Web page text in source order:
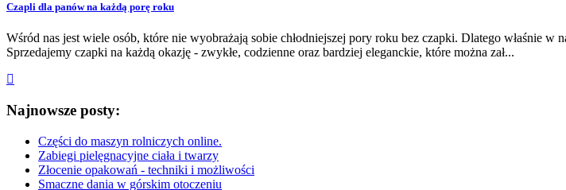
Czapli dla panów na każdą porę roku
Wśród nas jest wiele osób, które nie wyobrażają sobie chłodniejszej pory roku bez czapki. Dlatego właśnie
Sprzedajemy czapki na każdą okazję - zwykłe, codzienne oraz bardziej eleganckie, które można zał...
Najnowsze posty:
Części do maszyn rolniczych online.
Zabiegi pielęgnacyjne ciała i twarzy
Złocenie opakowań - techniki i możliwości
Smaczne dania w górskim otoczeniu